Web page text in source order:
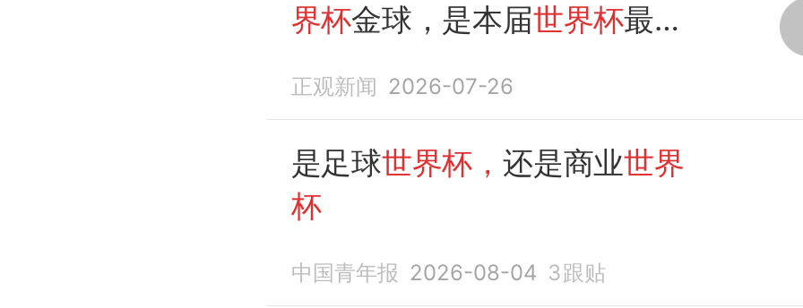
界杯金球，是本届世界杯最大
正观新闻 2026-07-26
是足球世界杯，还是商业世界
杯
中国青年报 2026-08-04 3跟贴